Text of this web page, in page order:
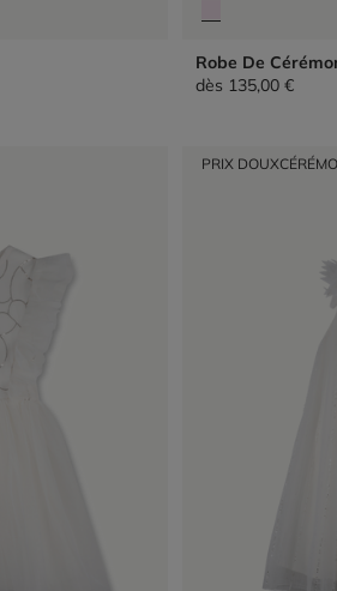
Robe De
dès 135,00 €
PRIX DOUX